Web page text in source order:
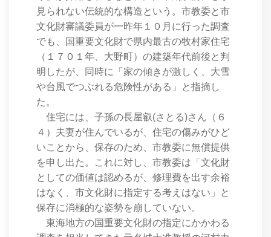
見られない伝統的な構造という。市教委と市
文化財審議委員が一昨年１０月に行った調査
でも、国重要文化財で県内最古の牧村家住宅
（１７０１年、大野町）の建築年代前後と判
明したが、同時に「家の傾きが激しく、大雪
や台風でつぶれる危険性がある」と指摘し
た。
住宅には、子孫の長屋叡(さとる)さん（６
４）夫妻が住んでいるが、住宅の傷みがひど
いことから、保存のため、市教委に無償提供
を申し出た。これに対し、市教委は「文化財
としての価値は認めるが、修理費を出す余裕
はなく、市文化財に指定する考えはない」と
保存に消極的な姿勢を崩していない。
東海地方の国重要文化財の指定にかかわる